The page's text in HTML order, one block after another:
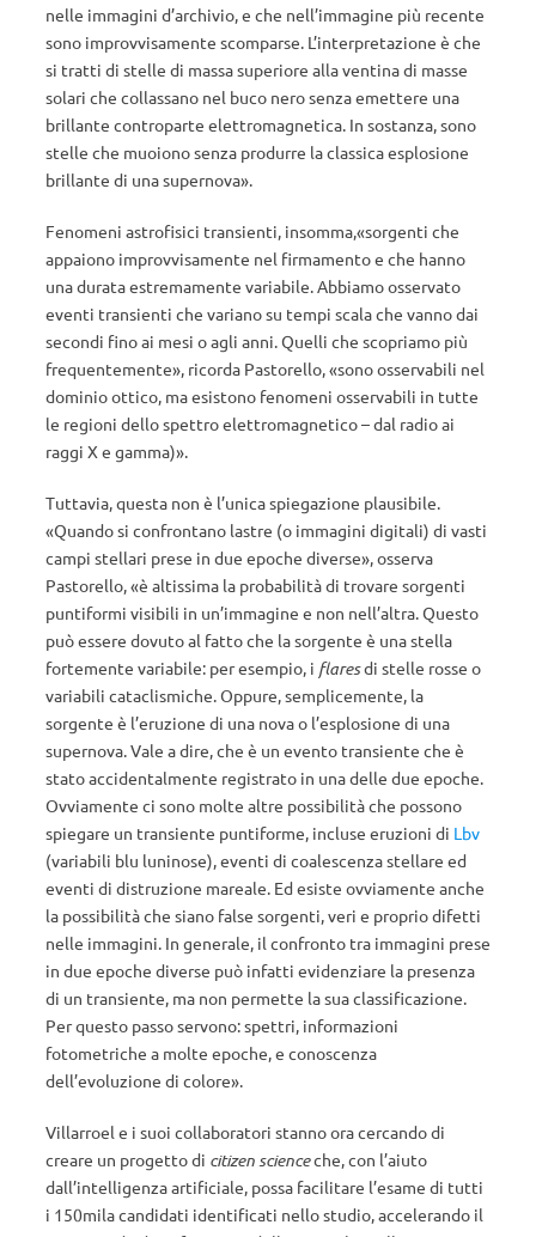
nelle immagini d’archivio, e che nell’immagine più recente
sono improvvisamente scomparse. L’interpretazione è che
si tratti di stelle di massa superiore alla ventina di masse
solari che collassano nel buco nero senza emettere una
brillante controparte elettromagnetica. In sostanza, sono
stelle che muoiono senza produrre la classica esplosione
brillante di una supernova».
Fenomeni astrofisici transienti, insomma,«sorgenti che
appaiono improvvisamente nel firmamento e che hanno
una durata estremamente variabile. Abbiamo osservato
eventi transienti che variano su tempi scala che vanno dai
secondi fino ai mesi o agli anni. Quelli che scopriamo più
frequentemente», ricorda Pastorello, «sono osservabili nel
dominio ottico, ma esistono fenomeni osservabili in tutte
le regioni dello spettro elettromagnetico – dal radio ai
raggi X e gamma)».
Tuttavia, questa non è l’unica spiegazione plausibile.
«Quando si confrontano lastre (o immagini digitali) di vasti
campi stellari prese in due epoche diverse», osserva
Pastorello, «è altissima la probabilità di trovare sorgenti
puntiformi visibili in un’immagine e non nell’altra. Questo
può essere dovuto al fatto che la sorgente è una stella
fortemente variabile: per esempio, i flaresdi stelle rosse o
variabili cataclismiche. Oppure, semplicemente, la
sorgente è l’eruzione di una nova o l’esplosione di una
supernova. Vale a dire, che è un evento transiente che è
stato accidentalmente registrato in una delle due epoche.
Ovviamente ci sono molte altre possibilità che possono
spiegare un transiente puntiforme, incluse eruzioni di Lbv
(variabili blu luninose), eventi di coalescenza stellare ed
eventi di distruzione mareale. Ed esiste ovviamente anche
la possibilità che siano false sorgenti, veri e proprio difetti
nelle immagini. In generale, il confronto tra immagini prese
in due epoche diverse può infatti evidenziare la presenza
di un transiente, ma non permette la sua classificazione.
Per questo passo servono: spettri, informazioni
fotometriche a molte epoche, e conoscenza
dell’evoluzione di colore».
Villarroel e i suoi collaboratori stanno ora cercando di
creare un progetto di citizen scienceche, con l’aiuto
dall’intelligenza artificiale, possa facilitare l’esame di tutti
i 150mila candidati identificati nello studio, accelerando il